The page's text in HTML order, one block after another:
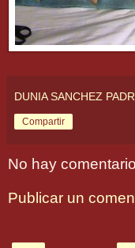
DUNIA SANCHEZ
Compartir
No hay
Publicar un